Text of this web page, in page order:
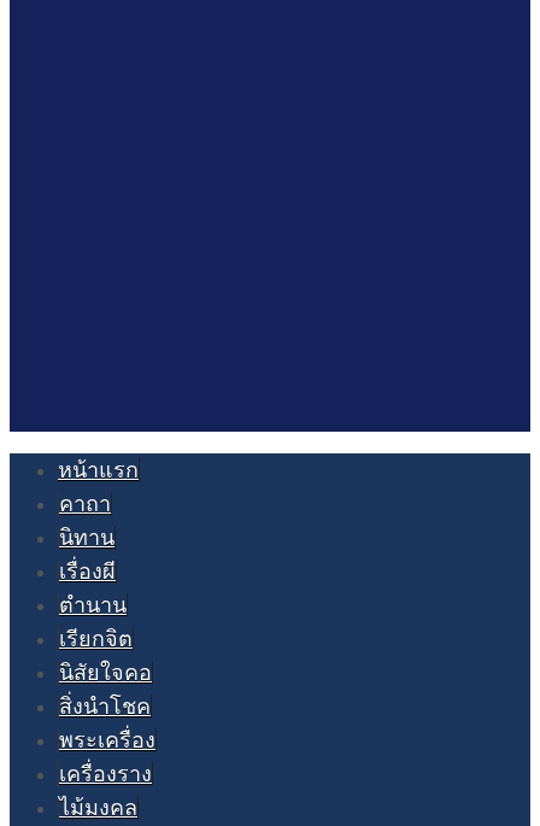
หน้าแรก
คาถา
นิทาน
เรื่องผี
ตำนาน
เรียกจิต
นิสัยใจคอ
สิ่งนำโชค
พระเครื่อง
เครื่องราง
ไม้มงคล